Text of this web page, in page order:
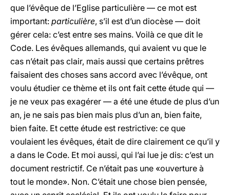
que l’évêque de l’Eglise particulière — ce mot est
important: particulière, s’il est d’un diocèse — doit
gérer cela: c’est entre ses mains. Voilà ce que dit le
Code. Les évêques allemands, qui avaient vu que le
cas n’était pas clair, mais aussi que certains prêtres
faisaient des choses sans accord avec l’évêque, ont
voulu étudier ce thème et ils ont fait cette étude qui —
je ne veux pas exagérer — a été une étude de plus d’un
an, je ne sais pas bien mais plus d’un an, bien faite,
bien faite. Et cette étude est restrictive: ce que
voulaient les évêques, était de dire clairement ce qu’il y
a dans le Code. Et moi aussi, qui l’ai lue je dis: c’est un
document restrictif. Ce n’était pas une «ouverture à
tout le monde». Non. C’était une chose bien pensée,